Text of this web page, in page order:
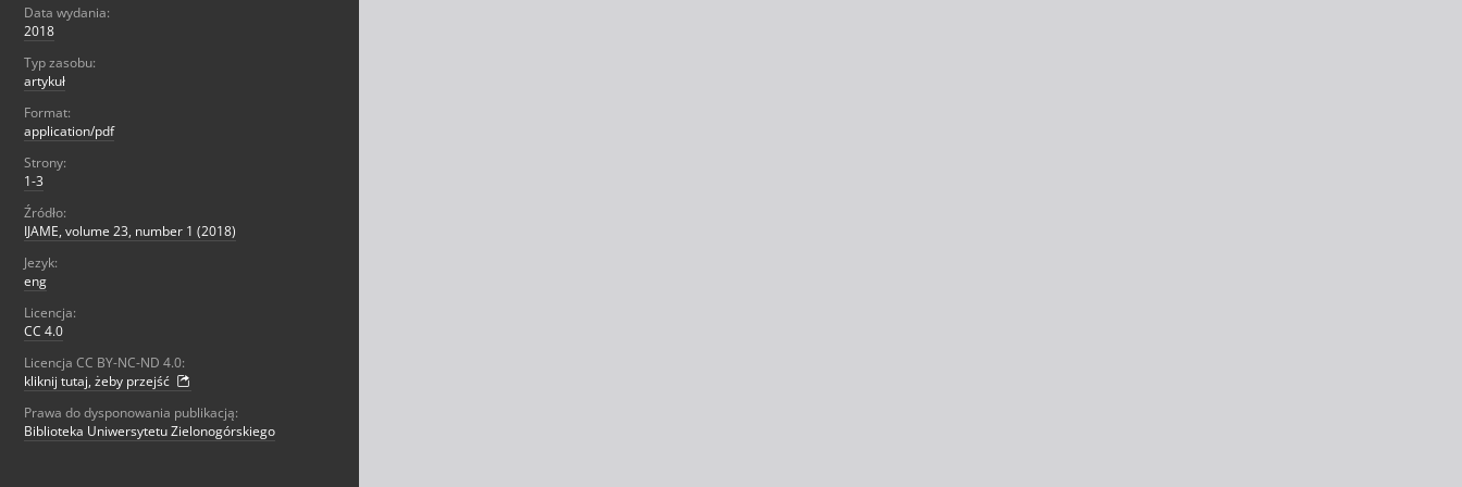
Data wydania:
2018
Typ zasobu:
artykuł
Format:
application/pdf
Strony:
1-3
Źródło:
IJAME, volume 23, number 1 (2018)
Jezyk:
eng
Licencja:
CC 4.0
Licencja CC BY-NC-ND 4.0:
kliknij tutaj, żeby przejść
Prawa do dysponowania publikacją:
Biblioteka Uniwersytetu Zielonogórskiego